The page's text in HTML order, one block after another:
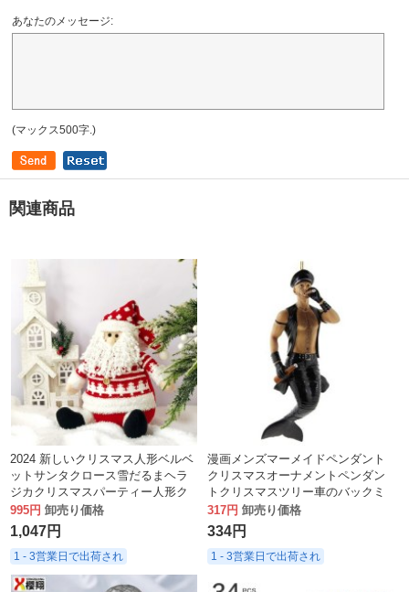
あなたのメッセージ:
(マックス500字.)
関連商品
2024 新しいクリスマス人形ベルベ
ットサンタクロース雪だるまヘラ
ジカクリスマスパーティー人形ク
リスマス装飾
995円 卸売り価格
1,047円
1 - 3営業日で出荷され
漫画メンズマーメイドペンダント
クリスマスオーナメントペンダン
トクリスマスツリー車のバックミ
ラー装飾ホリデーギフト
317円 卸売り価格
334円
1 - 3営業日で出荷され